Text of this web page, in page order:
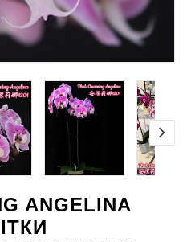
ANGELINA